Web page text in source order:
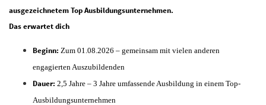
ausgezeichnetem Top Ausbildungsunternehmen.
Das erwartet dich
Beginn: Zum 01.08.2026 – gemeinsam mit vielen anderen
engagierten Auszubildenden
Dauer: 2,5 Jahre – 3 Jahre umfassende Ausbildung in einem Top-
Ausbildungsunternehmen